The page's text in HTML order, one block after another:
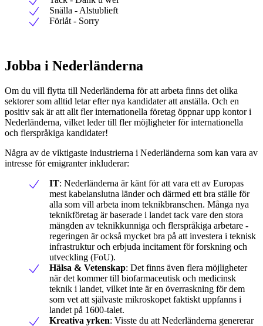
Snälla - Alstublieft
Förlåt - Sorry
Jobba i Nederländerna
Om du vill flytta till Nederländerna för att arbeta finns det olika
sektorer som alltid letar efter nya kandidater att anställa. Och en
positiv sak är att allt fler internationella företag öppnar upp kontor i
Nederländerna, vilket leder till fler möjligheter för internationella
och flerspråkiga kandidater!
Några av de viktigaste industrierna i Nederländerna som kan vara av
intresse för emigranter inkluderar:
IT: Nederländerna är känt för att vara ett av Europas
mest kabelanslutna länder och därmed ett bra ställe för
alla som vill arbeta inom teknikbranschen. Många nya
teknikföretag är baserade i landet tack vare den stora
mängden av teknikkunniga och flerspråkiga arbetare -
regeringen är också mycket bra på att investera i teknisk
infrastruktur och erbjuda incitament för forskning och
utveckling (FoU).
Hälsa & Vetenskap: Det finns även flera möjligheter
när det kommer till biofarmaceutisk och medicinsk
teknik i landet, vilket inte är en överraskning för dem
som vet att självaste mikroskopet faktiskt uppfanns i
landet på 1600-talet.
Kreativa yrken: Visste du att Nederländerna genererar